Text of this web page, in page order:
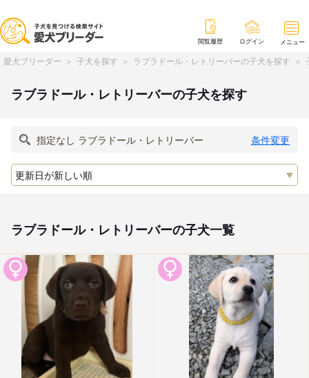
閲覧履歴 ログイン メニュー
愛犬ブリーダー 子犬を探す ラブラドール・レトリーバーの子犬を探す
ラブラドール・レトリーバーの子犬を探す
条件変更
ラブラドール・レトリーバーの子犬一覧